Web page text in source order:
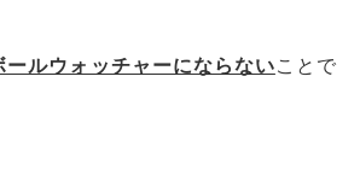
ールウォッチャーにならないことで